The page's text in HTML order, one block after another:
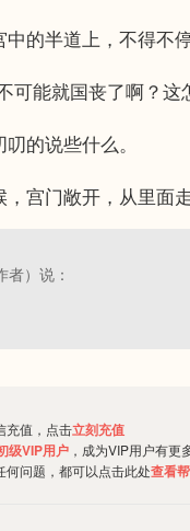
半道上，不得不
能就国丧了啊？这
的说些什么。
门敞开，从里面
）说：
充值，点击立刻充值
级VIP用户 ，成为VIP用户有更
问题，都可以点击此处查看